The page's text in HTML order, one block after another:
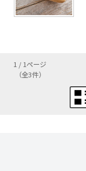
1 / 1ページ
（全3件）